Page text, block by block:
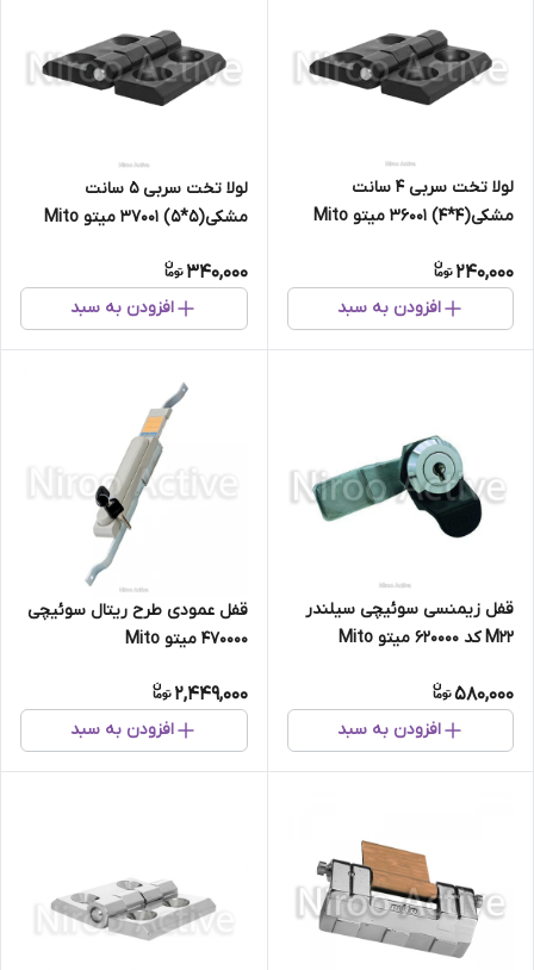
لولا تخت سربی ۴ سانت
مشکی(۴*۴) ۳۶۰۰۱ میتو Mito
240,000
افزودن به سبد
لولا تخت سربی ۵ سانت
مشکی(۵*۵) ۳۷۰۰۱ میتو Mito
340,000
افزودن به سبد
قفل زیمنسی سوئیچی سیلندر
M۲۲ کد ۶۲۰۰۰۰ میتو Mito
580,000
افزودن به سبد
قفل عمودی طرح ریتال سوئیچی
470000 میتو Mito
2,449,000
افزودن به سبد